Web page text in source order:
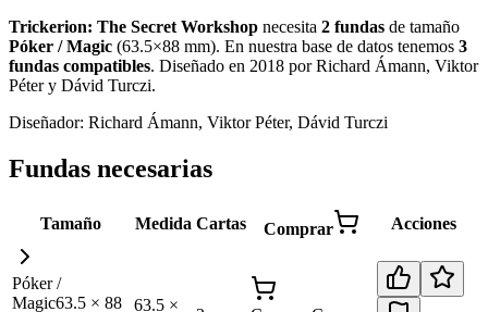
Trickerion: The Secret Workshop necesita 2 fundas de tamaño
Póker / Magic (63.5×88 mm). En nuestra base de datos tenemos 3
fundas compatibles. Diseñado en 2018 por Richard Ámann, Viktor
Péter y Dávid Turczi.
Diseñador: Richard Ámann, Viktor Péter, Dávid Turczi
Fundas necesarias
Tamaño Medida Cartas Comprar Acciones
Póker /
Magic63.5 × 88
63.5 ×